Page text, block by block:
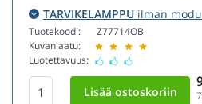
TARVIKELAMPPU ilman
Tuotekoodi:
Kuvanlaatu:
Luotettavuus:
Z77714OB